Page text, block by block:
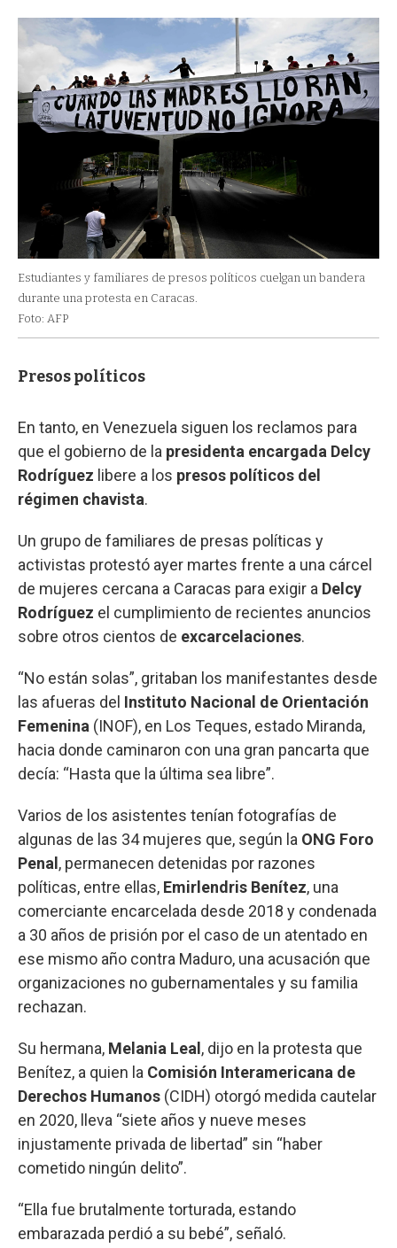
Estudiantes y familiares de presos políticos cuelgan un bandera
durante una protesta en Caracas.
Foto: AFP
Presos políticos
En tanto, en Venezuela siguen los reclamos para
que el gobierno de la presidenta encargada Delcy
Rodríguez libere a los presos políticos del
régimen chavista.
Un grupo de familiares de presas políticas y
activistas protestó ayer martes frente a una cárcel
de mujeres cercana a Caracas para exigir a Delcy
Rodríguez el cumplimiento de recientes anuncios
sobre otros cientos de excarcelaciones.
“No están solas”, gritaban los manifestantes desde
las afueras del Instituto Nacional de Orientación
Femenina (INOF), en Los Teques, estado Miranda,
hacia donde caminaron con una gran pancarta que
decía: “Hasta que la última sea libre”.
Varios de los asistentes tenían fotografías de
algunas de las 34 mujeres que, según la ONG Foro
Penal , permanecen detenidas por razones
políticas, entre ellas, Emirlendris Benítez, una
comerciante encarcelada desde 2018 y condenada
a 30 años de prisión por el caso de un atentado en
ese mismo año contra Maduro, una acusación que
organizaciones no gubernamentales y su familia
rechazan.
Su hermana, Melania Leal , dijo en la protesta que
Benítez, a quien la Comisión Interamericana de
Derechos Humanos (CIDH) otorgó medida cautelar
en 2020, lleva “siete años y nueve meses
injustamente privada de libertad” sin “haber
cometido ningún delito”.
“Ella fue brutalmente torturada, estando
embarazada perdió a su bebé”, señaló.